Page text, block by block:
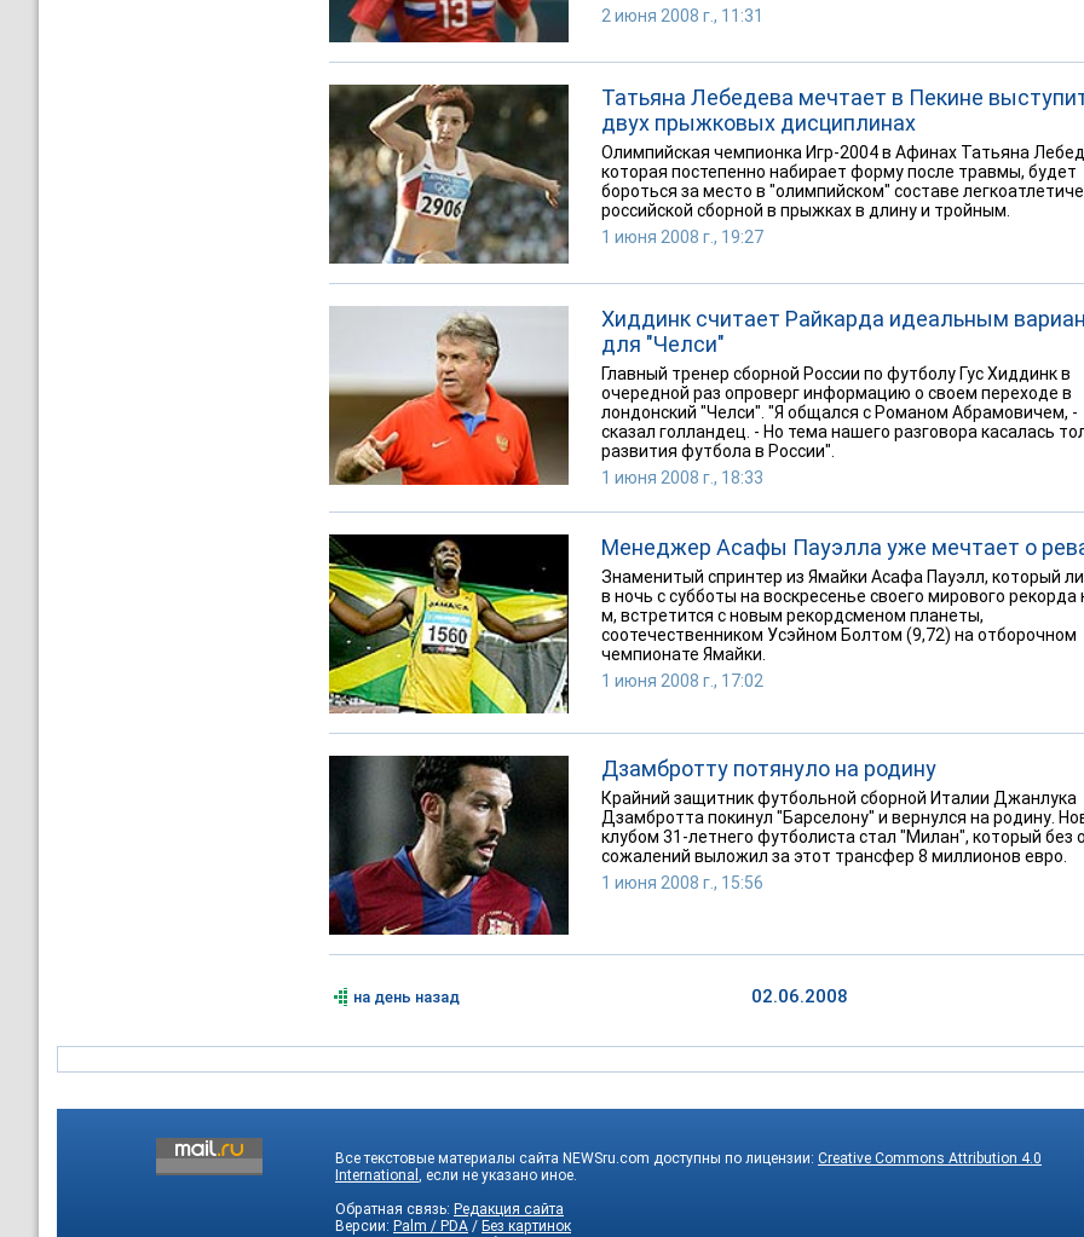
2 июня 2008 г., 11:31
Татьяна Лебедева мечтает в Пекине
двух прыжковых дисциплинах
Олимпийская чемпионка Игр-2004 в Афинах Татьяна
которая постепенно набирает форму после травмы, будет
бороться за место в "олимпийском" составе
российской сборной в прыжках в длину и тройным.
1 июня 2008 г., 19:27
Хиддинк считает Райкарда идеальным
для "Челси"
Главный тренер сборной России по футболу Гус Хиддинк в
очередной раз опроверг информацию о своем переходе в
лондонский "Челси". "Я общался с Романом Абрамовичем, -
сказал голландец. - Но тема нашего разговора касалась
развития футбола в России".
1 июня 2008 г., 18:33
Менеджер Асафы Пауэлла уже мечтает о
Знаменитый спринтер из Ямайки Асафа Пауэлл, который
в ночь с субботы на воскресенье своего мирового рекорда
м, встретится с новым рекордсменом планеты,
соотечественником Усэйном Болтом (9,72) на отборочном
чемпионате Ямайки.
1 июня 2008 г., 17:02
Дзамбротту потянуло на родину
Крайний защитник футбольной сборной Италии Джанлука
Дзамбротта покинул "Барселону" и вернулся на родину.
клубом 31-летнего футболиста стал "Милан", который без
сожалений выложил за этот трансфер 8 миллионов евро.
1 июня 2008 г., 15:56
на день назад 02.06.2008
Все текстовые материалы сайта NEWSru.com доступны по лицензии: Creative Commons Attribution 4.0
International , если не указано иное.
Обратная связь: Редакция сайта
Версии: Palm / PDA / Без картинок